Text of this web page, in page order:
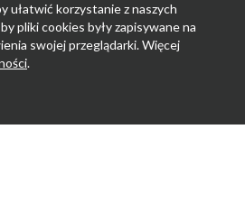
ułatwić korzystanie z naszych
pliki cookies były zapisywane na
swojej przeglądarki. Więcej
.